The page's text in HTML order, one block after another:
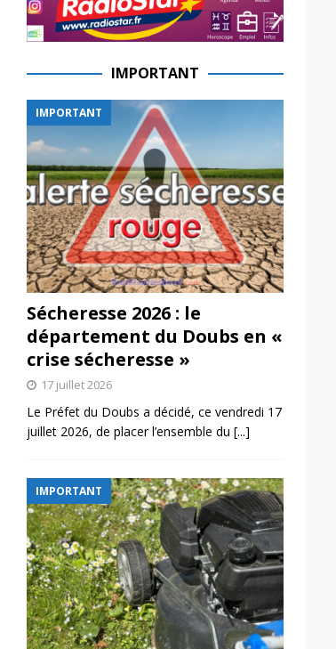
IMPORTANT
IMPORTANT
Sécheresse 2026 : le
département du Doubs en «
crise sécheresse »
17 juillet 2026
Le Préfet du Doubs a décidé, ce vendredi 17
juillet 2026, de placer l’ensemble du [...]
IMPORTANT